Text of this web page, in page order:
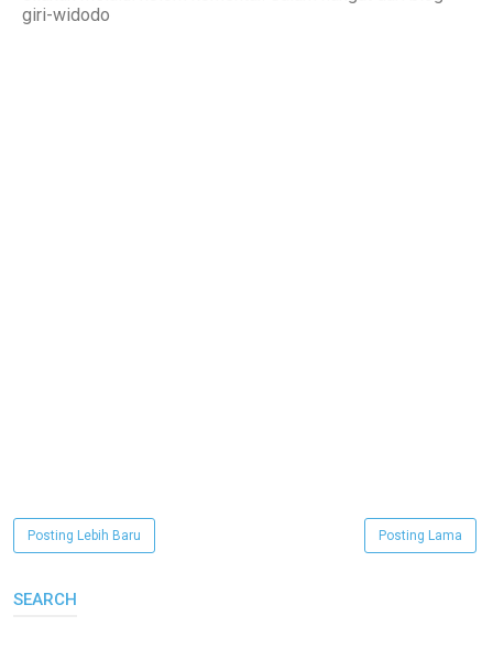
giri-widodo
Posting Lebih Baru Posting Lama
SEARCH